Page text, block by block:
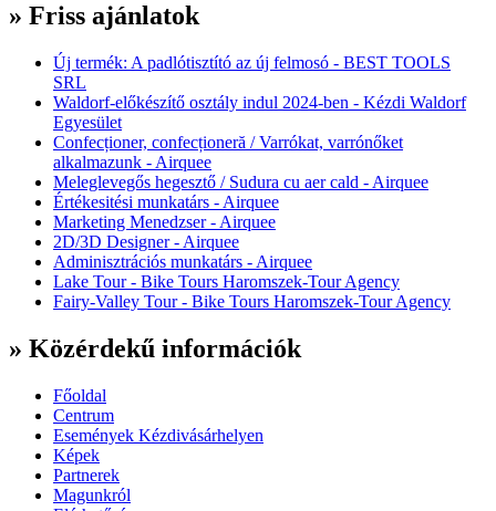
» Friss ajánlatok
Új termék: A padlótisztító az új felmosó - BEST TOOLS
SRL
Waldorf-előkészítő osztály indul 2024-ben - Kézdi Waldorf
Egyesület
Confecționer, confecționeră / Varrókat, varrónőket
alkalmazunk - Airquee
Meleglevegős hegesztő / Sudura cu aer cald - Airquee
Értékesitési munkatárs - Airquee
Marketing Menedzser - Airquee
2D/3D Designer - Airquee
Adminisztrációs munkatárs - Airquee
Lake Tour - Bike Tours Haromszek-Tour Agency
Fairy-Valley Tour - Bike Tours Haromszek-Tour Agency
» Közérdekű információk
Főoldal
Centrum
Események Kézdivásárhelyen
Képek
Partnerek
Magunkról